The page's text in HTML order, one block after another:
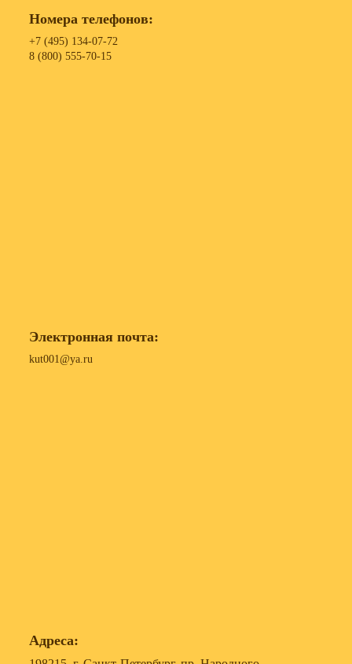
Номера телефонов:
+7 (495) 134-07-72
8 (800) 555-70-15
Электронная почта:
kut001@ya.ru
Адреса: